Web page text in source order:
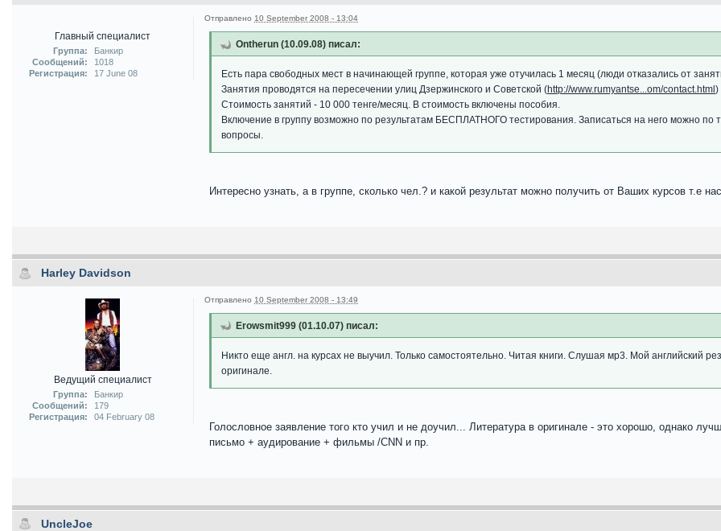
Главный специалист
Группа:
Банкир
Сообщений:
1018
Регистрация:
17 June 08
Отправлено 10 September 2008 - 13:04
Ontherun (10.09.08) писал:
Есть пара свободных мест в начинающей группе, которая уже отучилась 1 месяц (люди отказались от
Занятия проводятся на пересечении улиц Дзержинского и Советской (http://www.rumyantse...om/contact.html )
Стоимость занятий - 10 000 тенге/месяц. В стоимость включены пособия.
Включение в группу возможно по результатам БЕСПЛАТНОГО тестирования. Записаться на него можно
вопросы.
Интересно узнать, а в группе, сколько чел.? и какой результат можно получить от Ваших курсов т.е
Harley Davidson
Ведущий специалист
Группа:
Банкир
Сообщений:
179
Регистрация:
04 February 08
Отправлено 10 September 2008 - 13:49
Erowsmit999 (01.10.07) писал:
Никто еще англ. на курсах не выучил. Только самостоятельно. Читая книги. Слушая мр3. Мой английский
оригинале.
Голословное заявление того кто учил и не доучил... Литература в оригинале - это хорошо, однако
письмо + аудирование + фильмы /СNN и пр.
UncleJoe